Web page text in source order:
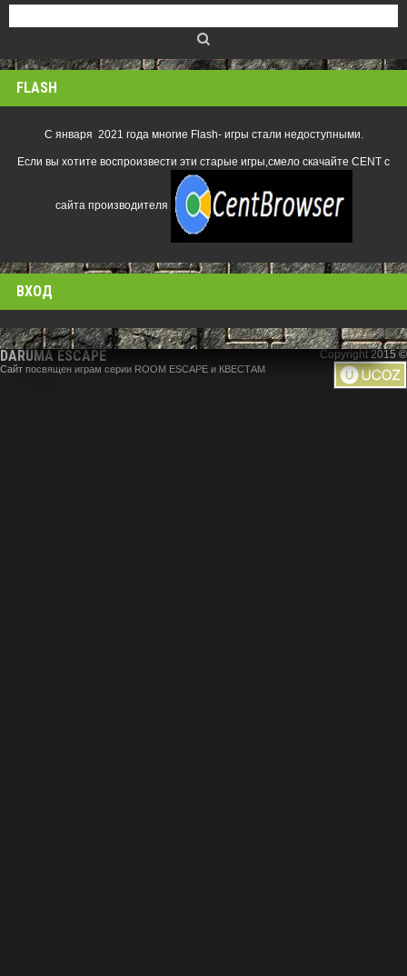
FLASH
С января 2021 года многие Flash- игры стали недоступными.
Если вы хотите воспроизвести эти старые игры,смело скачайте CENT с
сайта производителя
ВХОД
DARUMA ESCAPE
Сайт посвящен играм серии ROOM ESCAPE и КВЕСТАМ
Copyright 2015 ©